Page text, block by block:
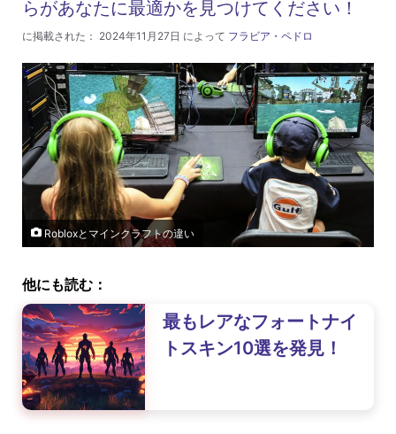
らがあなたに最適かを見つけてください！
に掲載された： 2024年11月27日 によって フラビア・ペドロ
Robloxとマインクラフトの違い
他にも読む：
最もレアなフォートナイ
トスキン10選を発見！